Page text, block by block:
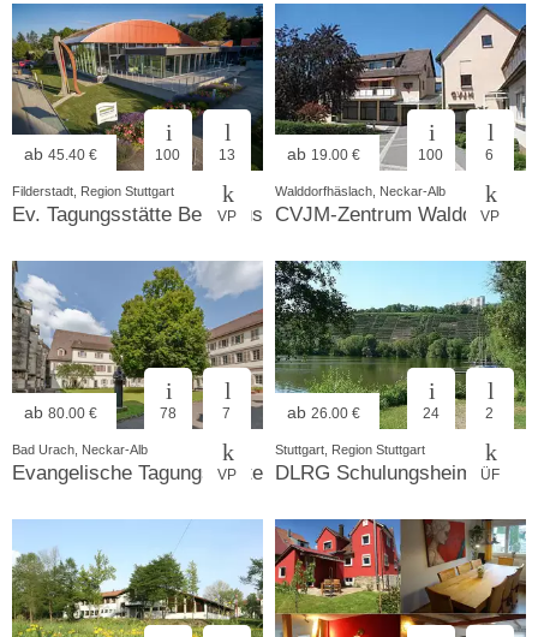
ab 45.40 € 100 13
VP
Filderstadt, Region Stuttgart
Ev. Tagungsstätte Bernhäuser Forst
ab 19.00 € 100 6
VP
Walddorfhäslach, Neckar-Alb
CVJM-Zentrum Walddorf
ab 80.00 € 78 7
VP
Bad Urach, Neckar-Alb
Evangelische Tagungsstätte Stift Urach
ab 26.00 € 24 2
ÜF
Stuttgart, Region Stuttgart
DLRG Schulungsheim